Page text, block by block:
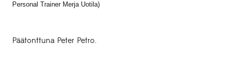
Personal Trainer Merja Uotila)
Päätonttuna Peter Petro.